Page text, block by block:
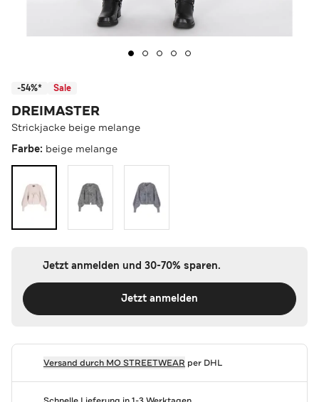
-54%* Sale
DREIMASTER
Strickjacke beige melange
Farbe: beige melange
Jetzt anmelden und 30-70% sparen.
Jetzt anmelden
Versand durch MO STREETWEAR per DHL